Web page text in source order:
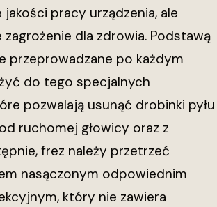
pracy urządzenia, ale
dla zdrowia. Podstawą
przeprowadzane po każdym
do tego specjalnych
pozwalają usunąć drobinki pyłu
ruchomej głowicy oraz z
frez należy przetrzeć
nasączonym odpowiednim
który nie zawiera